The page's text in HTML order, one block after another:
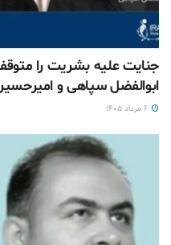
جنایت علیه بشریت را
ابوالفضل سپاهی و